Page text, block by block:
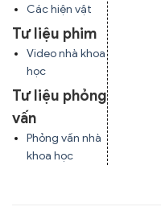
Các hiện vật
Tư liệu phim
Video nhà khoa
học
Tư liệu phỏng
vấn
Phỏng vấn nhà
khoa học